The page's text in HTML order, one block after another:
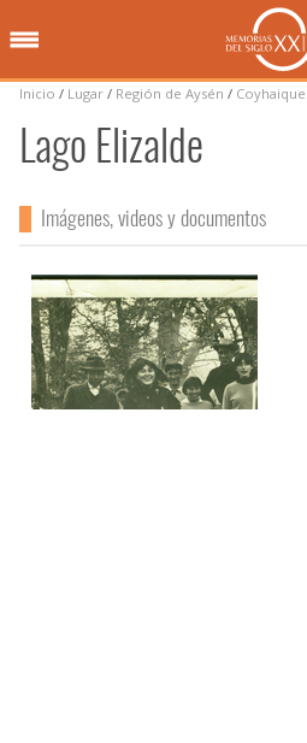
Inicio / Lugar / Región de Aysén / Coyhaique
Lago Elizalde
Imágenes, videos y documentos